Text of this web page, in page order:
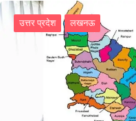
उत्तर प्रदेश लखनऊ